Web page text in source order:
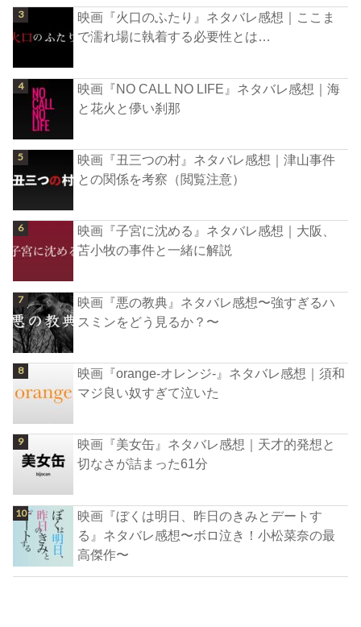
映画『火口のふたり』ネタバレ感想｜ここま
で濡れ場に執着する必要性とは…
映画『NO CALL NO LIFE』ネタバレ感想｜海
と花火と儚い刹那
映画『丑三つの村』ネタバレ感想｜津山事件
との関係を考察（閲覧注意）
映画『子宮に沈める』ネタバレ感想｜大阪、
苫小牧の事件と一緒に解説
映画『悪の教典』ネタバレ感想〜強すぎるハ
スミンをどう見るか？〜
映画『orange-オレンジ-』ネタバレ感想｜須和
マジ良い奴すぎて泣いた
映画『美女缶』ネタバレ感想｜天才的発想と
切なさが詰まった61分
映画『ぼくは明日、昨日のきみとデートす
る』ネタバレ感想〜ボロ泣き！小松菜奈の最
高傑作〜